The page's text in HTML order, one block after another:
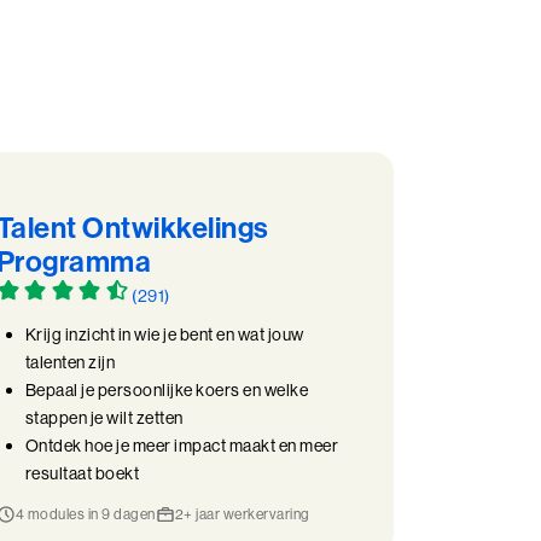
Ontwikkelings
(291)
Krijg inzicht in wie je bent en wat jouw
talenten zijn
Bepaal je persoonlijke koers en welke
stappen je wilt zetten
Ontdek hoe je meer impact maakt en meer
resultaat boekt
4 modules in 9 dagen 2+ jaar werkervaring